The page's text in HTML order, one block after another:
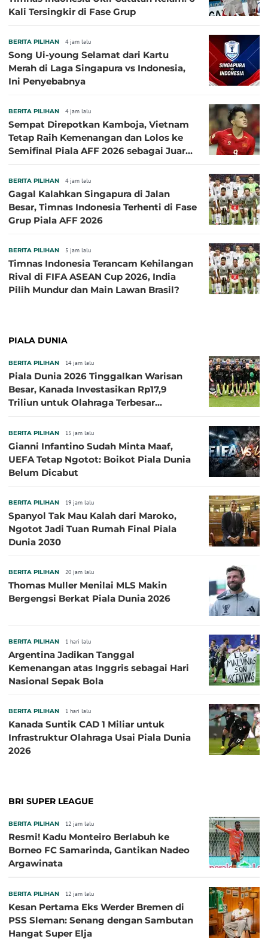
Kali Tersingkir di Fase Grup
BERITA PILIHAN 4 jam lalu
Song Ui-young Selamat dari Kartu
Merah di Laga Singapura vs Indonesia,
Ini Penyebabnya
BERITA PILIHAN 4 jam lalu
Sempat Direpotkan Kamboja, Vietnam
Tetap Raih Kemenangan dan Lolos ke
Semifinal Piala AFF 2026 sebagai Juara
BERITA PILIHAN 4 jam lalu
Gagal Kalahkan Singapura di Jalan
Besar, Timnas Indonesia Terhenti di Fase
Grup Piala AFF 2026
BERITA PILIHAN 5 jam lalu
Timnas Indonesia Terancam Kehilangan
Rival di FIFA ASEAN Cup 2026, India
Pilih Mundur dan Main Lawan Brasil?
PIALA DUNIA
BERITA PILIHAN 14 jam lalu
Piala Dunia 2026 Tinggalkan Warisan
Besar, Kanada Investasikan Rp17,9
Triliun untuk Olahraga Terbesar
BERITA PILIHAN 15 jam lalu
Gianni Infantino Sudah Minta Maaf,
UEFA Tetap Ngotot: Boikot Piala Dunia
Belum Dicabut
BERITA PILIHAN 19 jam lalu
Spanyol Tak Mau Kalah dari Maroko,
Ngotot Jadi Tuan Rumah Final Piala
Dunia 2030
BERITA PILIHAN 20 jam lalu
Thomas Muller Menilai MLS Makin
Bergengsi Berkat Piala Dunia 2026
BERITA PILIHAN 1 hari lalu
Argentina Jadikan Tanggal
Kemenangan atas Inggris sebagai Hari
Nasional Sepak Bola
BERITA PILIHAN 1 hari lalu
Kanada Suntik CAD 1 Miliar untuk
Infrastruktur Olahraga Usai Piala Dunia
2026
BRI SUPER LEAGUE
BERITA PILIHAN 12 jam lalu
Resmi! Kadu Monteiro Berlabuh ke
Borneo FC Samarinda, Gantikan Nadeo
Argawinata
BERITA PILIHAN 12 jam lalu
Kesan Pertama Eks Werder Bremen di
PSS Sleman: Senang dengan Sambutan
Hangat Super Elja